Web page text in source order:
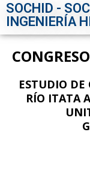
SOCHID -
INGENIERÍA
ESTUDIO DE
RÍO ITATA